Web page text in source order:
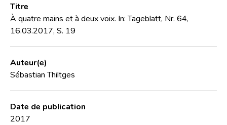
CNL
Équipe scientifique
Titre
À quatre mains et à deux voix. In: Tageblatt, Nr. 64,
16.03.2017, S. 19
Auteur(e)
Sébastian Thiltges
Date de publication
2017